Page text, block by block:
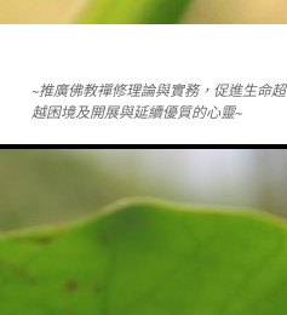
~推廣佛教禪修理論與實務，促進生命超
越困境及開展與延續優質的心靈~